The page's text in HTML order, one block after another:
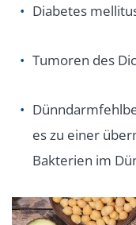
Diabetes
Tumoren des
es zu einer
Bakterien im